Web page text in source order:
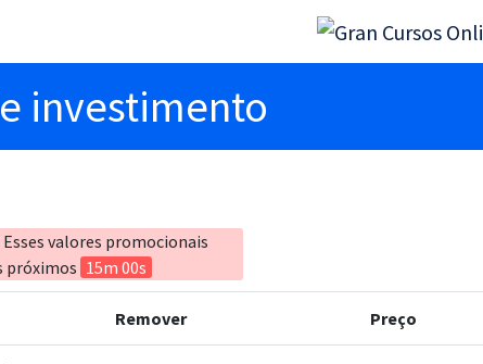
investimento
Esses valores promocionais
próximos 15m 00s
Remover Preço